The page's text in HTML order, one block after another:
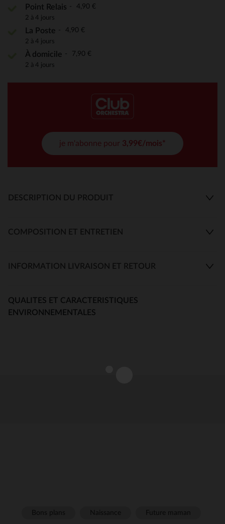
Point Relais 4,90 €
2 à 4 jours
La Poste 4,90 €
2 à 4 jours
À domicile 7,90 €
2 à 4 jours
je m'abonne pour 3,99€/mois*
DESCRIPTION DU PRODUIT
COMPOSITION ET ENTRETIEN
INFORMATION LIVRAISON ET RETOUR
QUALITES ET CARACTERISTIQUES
ENVIRONNEMENTALES